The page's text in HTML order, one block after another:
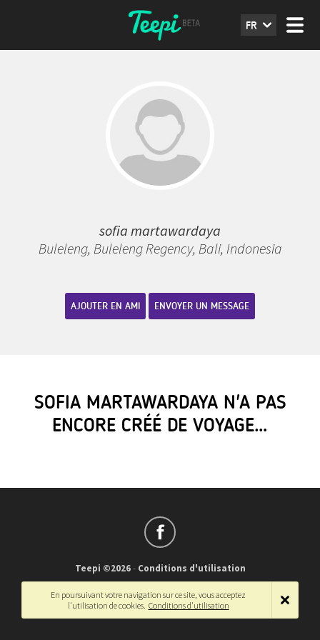
FR
sofia martawardaya
Buleleng, Buleleng Regency, Bali, Indonesia
AJOUTER EN AMI ENVOYER UN MESSAGE
SOFIA MARTAWARDAYA N'A PAS
ENCORE CRÉÉ DE VOYAGE…
Teepi ©2026- Conditions d'utilisation
Français
English
En poursuivant votre navigation sur ce site, vous acceptez
l'utilisation de cookies. Conditions d'utilisation